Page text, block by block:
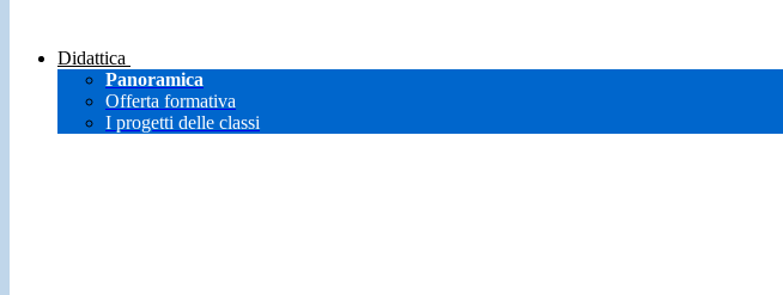
Didattica
Panoramica
Offerta formativa
I progetti delle classi